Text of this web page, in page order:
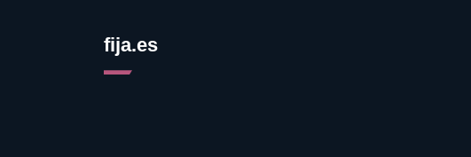
fija.es